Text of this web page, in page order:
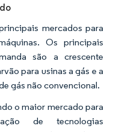
mercados para
Os principais
são a crescente
para usinas a gás e a
gás não convencional.
o maior mercado para
de tecnologias